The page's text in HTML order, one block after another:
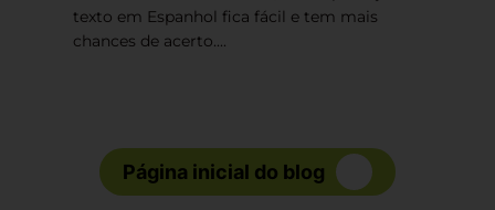
texto em Espanhol fica fácil e tem mais
chances de acerto....
Página inicial do blog